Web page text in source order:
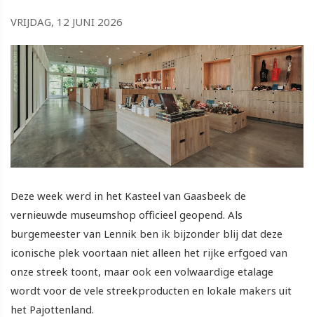
VRIJDAG, 12 JUNI 2026
Deze week werd in het Kasteel van Gaasbeek de
vernieuwde museumshop officieel geopend. Als
burgemeester van Lennik ben ik bijzonder blij dat deze
iconische plek voortaan niet alleen het rijke erfgoed van
onze streek toont, maar ook een volwaardige etalage
wordt voor de vele streekproducten en lokale makers uit
het Pajottenland.